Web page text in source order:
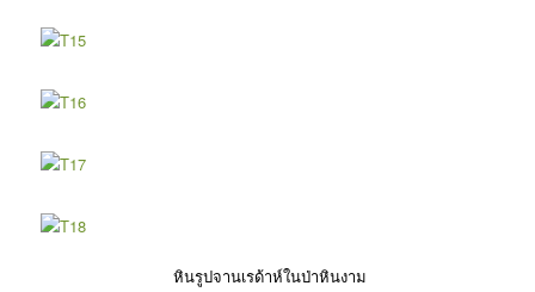
หินรูปจานเรด้าห์ในป่าหินงาม